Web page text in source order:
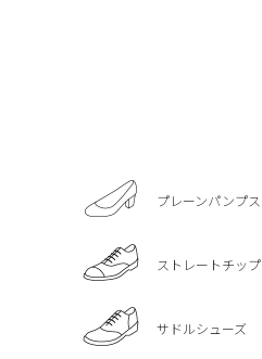
プレーンパンプス
ストレートチップ
サドルシューズ